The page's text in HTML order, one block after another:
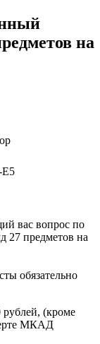
на
вас вопрос по
27 предметов на
обязательно
(кроме
МКАД